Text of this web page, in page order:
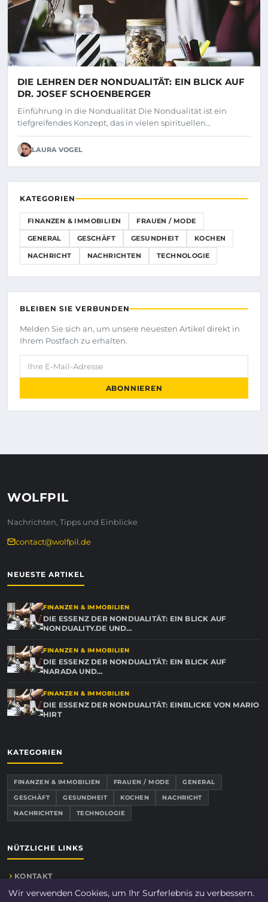
DIE LEHREN DER NONDUALITÄT: EIN BLICK AUF
DR. JOSEF SCHOENBERGER
Einführung in die Nondualität Die Nondualität ist ein
tiefgreifendes Konzept, das in vielen spirituellen…
LAURA VOGEL
KATEGORIEN
FINANZEN & IMMOBILIEN FRAUEN / MODE
GENERAL GESCHÄFT GESUNDHEIT KOCHEN
NACHRICHT NACHRICHTEN TECHNOLOGIE
BLEIBEN SIE VERBUNDEN
Melden Sie sich an, um unsere neuesten Artikel direkt in
Ihrem Postfach zu erhalten.
Ihre E-Mail-Adresse
ABONNIEREN
WOLFPIL
Nachrichten, Tipps und Einblicke
contact@wolfpil.de
NEUESTE ARTIKEL
FINANZEN & IMMOBILIEN
DIE ESSENZ DER NONDUALITÄT: EIN BLICK AUF
NONDUALITY.DE UND…
FINANZEN & IMMOBILIEN
DIE ESSENZ DER NONDUALITÄT: EIN BLICK AUF
NARADA UND…
FINANZEN & IMMOBILIEN
DIE ESSENZ DER NONDUALITÄT: EINBLICKE VON MARIO
HIRT
KATEGORIEN
FINANZEN & IMMOBILIEN FRAUEN / MODE
GENERAL
GESCHÄFT
GESUNDHEIT KOCHEN
NACHRICHT
NACHRICHTEN
TECHNOLOGIE
NÜTZLICHE LINKS
KONTAKT
Wir verwenden Cookies, um Ihr Surferlebnis zu verbessern.